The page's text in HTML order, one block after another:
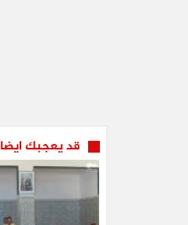
قد يعجبك ايضا